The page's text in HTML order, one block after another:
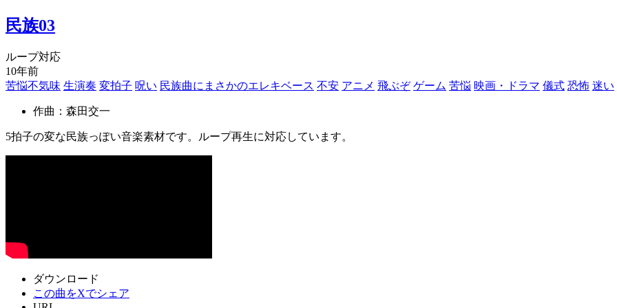
民族03
ループ対応
10年前
苦悩不気味 生演奏 変拍子 呪い 民族曲にまさかのエレキベース 不安 アニメ 飛ぶぞ ゲーム 苦悩 映画・ドラマ 儀式 恐怖 迷い
作曲：森田交一
5拍子の変な民族っぽい音楽素材です。ループ再生に対応しています。
ダウンロード
この曲をXでシェア